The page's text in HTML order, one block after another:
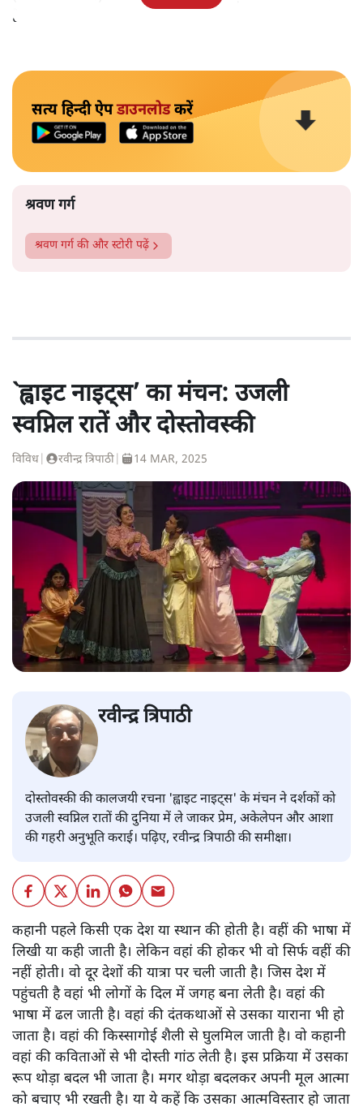
है!‘
सत्य हिन्दी ऐपडाउनलोडकरें
श्रवण गर्ग
श्रवण गर्ग की और स्टोरी पढ़ें
`ह्वाइट नाइट्स’ का मंचन: उजली
स्वप्निल रातें और दोस्तोवस्की
विविध रवीन्द्र त्रिपाठी 14 MAR, 2025
रवीन्द्र त्रिपाठी
दोस्तोवस्की की कालजयी रचना 'ह्वाइट नाइट्स' के मंचन ने दर्शकों को
उजली स्वप्निल रातों की दुनिया में ले जाकर प्रेम, अकेलेपन और आशा
की गहरी अनुभूति कराई। पढ़िए, रवीन्द्र त्रिपाठी की समीक्षा।
कहानी पहले किसी एक देश या स्थान की होती है। वहीं की भाषा में
लिखी या कही जाती है। लेकिन वहां की होकर भी वो सिर्फ वहीं की
नहीं होती। वो दूर देशों की यात्रा पर चली जाती है। जिस देश में
पहुंचती है वहां भी लोगों के दिल में जगह बना लेती है। वहां की
भाषा में ढल जाती है। वहां की दंतकथाओं से उसका याराना भी हो
जाता है। वहां की किस्सागोई शैली से घुलमिल जाती है। वो कहानी
वहां की कविताओं से भी दोस्ती गांठ लेती है। इस प्रक्रिया में उसका
रूप थोड़ा बदल भी जाता है। मगर थोड़ा बदलकर अपनी मूल आत्मा
को बचाए भी रखती है। या ये कहें कि उसका आत्मविस्तार हो जाता